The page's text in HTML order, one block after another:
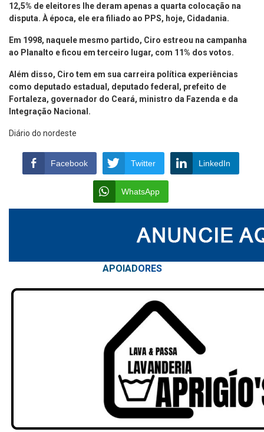
12,5% de eleitores lhe deram apenas a quarta colocação na
disputa. À época, ele era filiado ao PPS, hoje, Cidadania.
Em 1998, naquele mesmo partido, Ciro estreou na campanha
ao Planalto e ficou em terceiro lugar, com 11% dos votos.
Além disso, Ciro tem em sua carreira política experiências
como deputado estadual, deputado federal, prefeito de
Fortaleza, governador do Ceará, ministro da Fazenda e da
Integração Nacional.
Diário do nordeste
Facebook Twitter LinkedIn
WhatsApp
APOIADORES